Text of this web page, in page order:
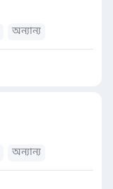
অন্যান্য
অন্যান্য